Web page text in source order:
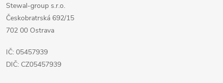
Stewal-group s.r.o.
Českobratrská 692/15
702 00 Ostrava
IČ: 05457939
DIČ: CZ05457939